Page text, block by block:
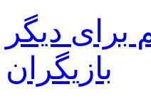
برای دیگر
بازیگران